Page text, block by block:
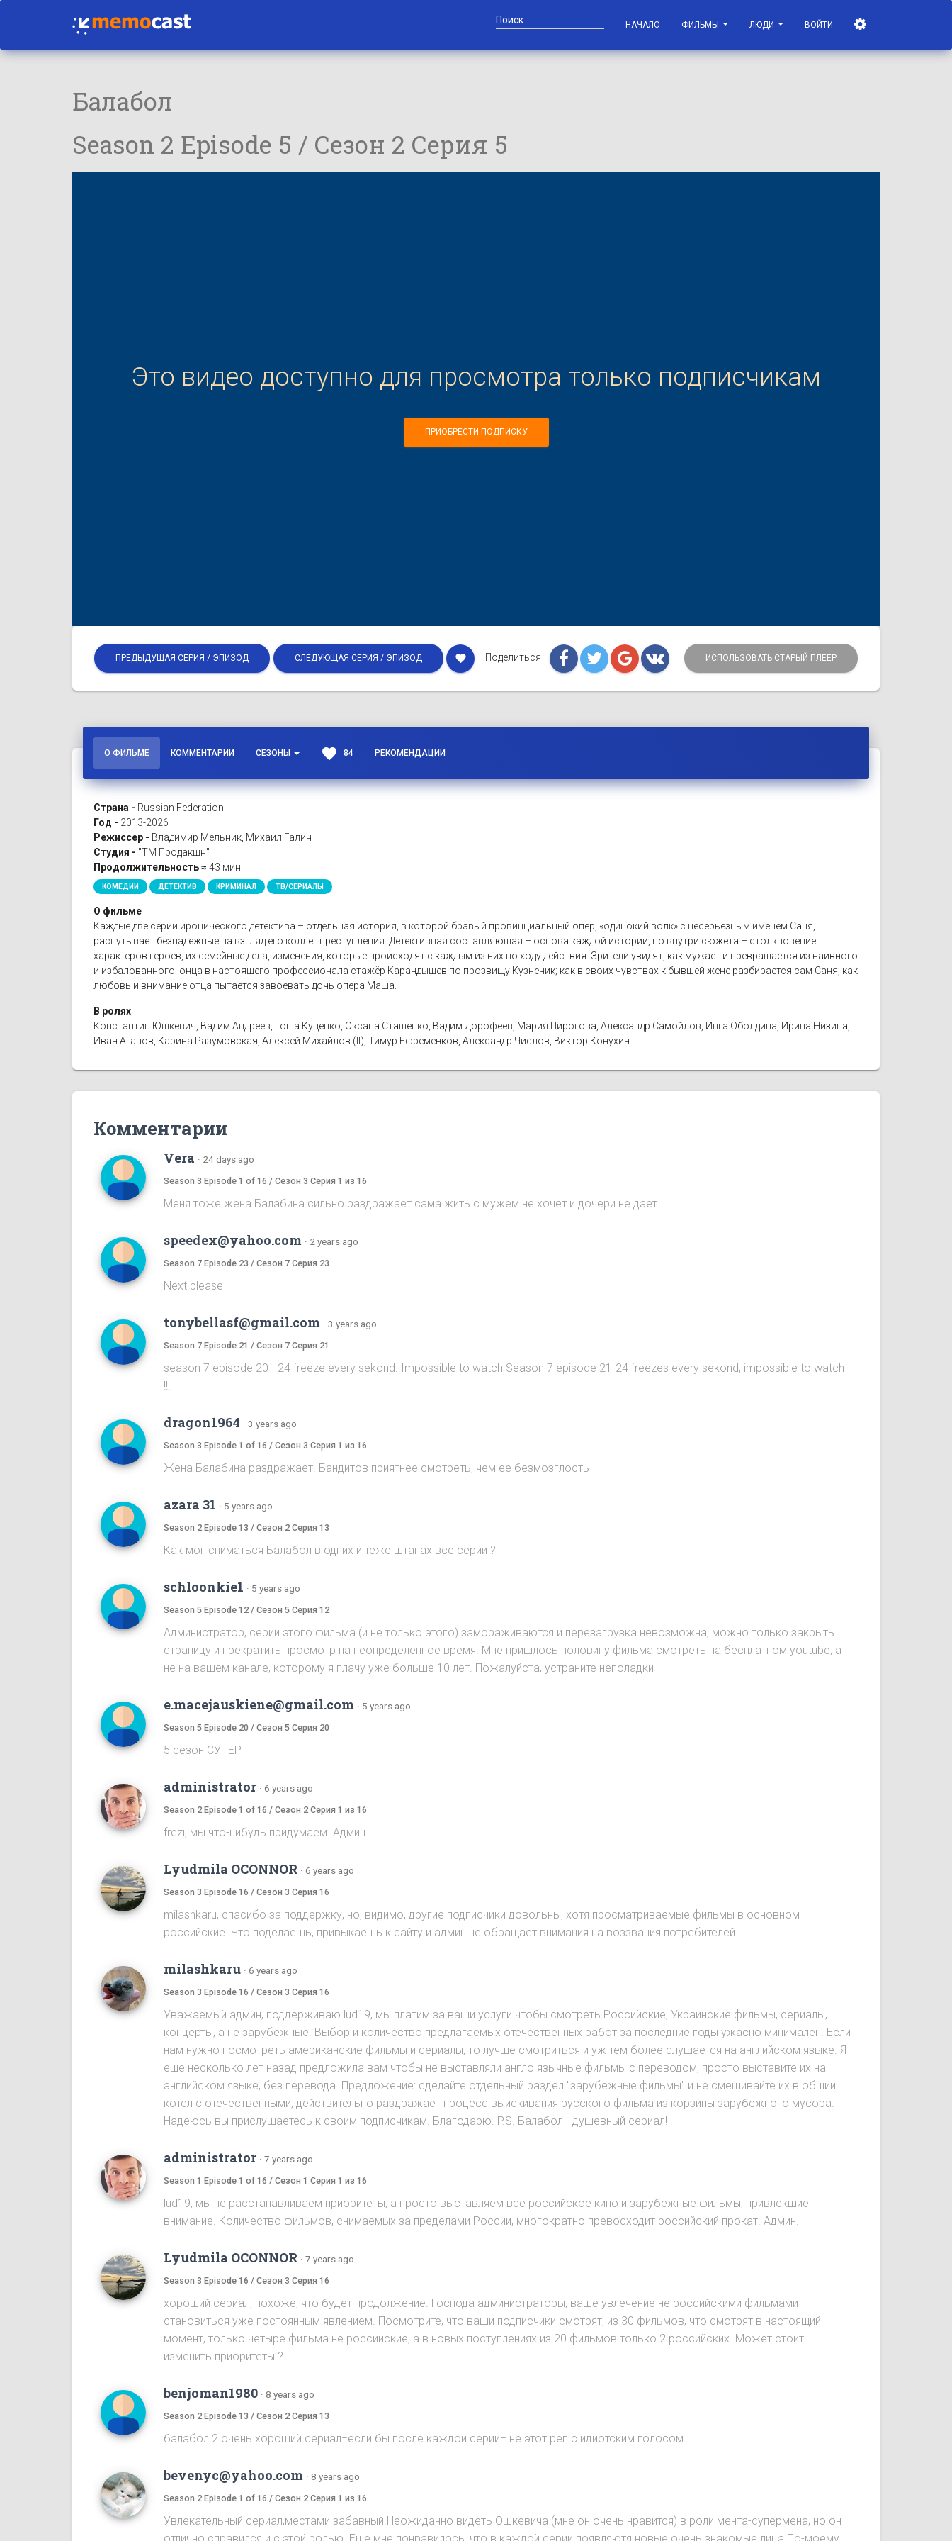
НАЧАЛО ФИЛЬМЫ ЛЮДИ ВОЙТИ
Балабол
Season 2 Episode 5 / Сезон 2 Серия 5
Это видео доступно для просмотра только подписчикам
ПРИОБРЕСТИ ПОДПИСКУ
ПРЕДЫДУЩАЯ СЕРИЯ / ЭПИЗОД СЛЕДУЮЩАЯ СЕРИЯ / ЭПИЗОД favorite Поделиться ИСПОЛЬЗОВАТЬ СТАРЫЙ ПЛЕЕР
О ФИЛЬМЕ КОММЕНТАРИИ СЕЗОНЫ favorite 84 РЕКОМЕНДАЦИИ
Страна - Russian Federation
Год - 2013-2026
Режиссер - Владимир Мельник, Михаил Галин
Студия - "ТМ Продакшн"
Продолжительность ≈ 43 мин
КОМЕДИИ ДЕТЕКТИВ КРИМИНАЛ ТВ/СЕРИАЛЫ
О фильме
Каждые две серии иронического детектива – отдельная история, в которой бравый провинциальный опер, «одинокий волк» с несерьёзным именем Саня,
распутывает безнадёжные на взгляд его коллег преступления. Детективная составляющая – основа каждой истории, но внутри сюжета – столкновение
характеров героев, их семейные дела, изменения, которые происходят с каждым из них по ходу действия. Зрители увидят, как мужает и превращается из наивного
и избалованного юнца в настоящего профессионала стажёр Карандышев по прозвищу Кузнечик; как в своих чувствах к бывшей жене разбирается сам Саня; как
любовь и внимание отца пытается завоевать дочь опера Маша.
В ролях
Константин Юшкевич, Вадим Андреев, Гоша Куценко, Оксана Сташенко, Вадим Дорофеев, Мария Пирогова, Александр Самойлов, Инга Оболдина, Ирина Низина,
Иван Агапов, Карина Разумовская, Алексей Михайлов (II), Тимур Ефременков, Александр Числов, Виктор Конухин
Комментарии
Vera · 24 days ago
Season 3 Episode 1 of 16 / Сезон 3 Серия 1 из 16
Меня тоже жена Балабина сильно раздражает сама жить с мужем не хочет и дочери не дает
speedex@yahoo.com · 2 years ago
Season 7 Episode 23 / Сезон 7 Серия 23
Next please
tonybellasf@gmail.com · 3 years ago
Season 7 Episode 21 / Сезон 7 Серия 21
season 7 episode 20 - 24 freeze every sekond. Impossible to watch Season 7 episode 21-24 freezes every sekond, impossible to watch
!!!
dragon1964 · 3 years ago
Season 3 Episode 1 of 16 / Сезон 3 Серия 1 из 16
Жена Балабина раздражает. Бандитов приятнее смотреть, чем ее безмозглость
azara 31 · 5 years ago
Season 2 Episode 13 / Сезон 2 Серия 13
Как мог сниматься Балабол в одних и теже штанах все серии ?
schloonkie1 · 5 years ago
Season 5 Episode 12 / Сезон 5 Серия 12
Администратор, серии этого фильма (и не только этого) замораживаются и перезагрузка невозможна, можно только закрыть
страницу и прекратить просмотр на неопределенное время. Мне пришлось половину фильма смотреть на бесплатном youtube, а
не на вашем канале, которому я плачу уже больше 10 лет. Пожалуйста, устраните неполадки
e.macejauskiene@gmail.com · 5 years ago
Season 5 Episode 20 / Сезон 5 Серия 20
5 сезон СУПЕР
administrator · 6 years ago
Season 2 Episode 1 of 16 / Сезон 2 Серия 1 из 16
frezi, мы что-нибудь придумаем. Админ.
Lyudmila OCONNOR · 6 years ago
Season 3 Episode 16 / Сезон 3 Серия 16
milashkaru, спасибо за поддержку, но, видимо, другие подписчики довольны, хотя просматриваемые фильмы в основном
российские. Что поделаешь, привыкаешь к сайту и админ не обращает внимания на воззвания потребителей.
milashkaru · 6 years ago
Season 3 Episode 16 / Сезон 3 Серия 16
Уважаемый админ, поддерживаю lud19, мы платим за ваши услуги чтобы смотреть Российские, Украинские фильмы, сериалы,
концерты, а не зарубежные. Выбор и количество предлагаемых отечественных работ за последние годы ужасно минимален. Если
нам нужно посмотреть американские фильмы и сериалы, то лучше смотриться и уж тем более слушается на английском языке. Я
еще несколько лет назад предложила вам чтобы не выставляли англо язычные фильмы с переводом, просто выставите их на
английском языке, без перевода. Предложение: сделайте отдельный раздел "зарубежные фильмы" и не смешивайте их в общий
котел с отечественными, действительно раздражает процесс выискивания русского фильма из корзины зарубежного мусора.
Надеюсь вы прислушаетесь к своим подписчикам. Благодарю. P.S. Балабол - душевный сериал!
administrator · 7 years ago
Season 1 Episode 1 of 16 / Сезон 1 Серия 1 из 16
lud19, мы не расстанавливаем приоритеты, а просто выставляем всё российское кино и зарубежные фильмы, привлекшие
внимание. Количество фильмов, снимаемых за пределами России, многократно превосходит российский прокат. Админ.
Lyudmila OCONNOR · 7 years ago
Season 3 Episode 16 / Сезон 3 Серия 16
хороший сериал, похоже, что будет продолжение. Господа администраторы, ваше увлечение не российскими фильмами
становиться уже постоянным явлением. Посмотрите, что ваши подписчики смотрят, из 30 фильмов, что смотрят в настоящий
момент, только четыре фильма не российские, а в новых поступлениях из 20 фильмов только 2 российских. Может стоит
изменить приоритеты ?
benjoman1980 · 8 years ago
Season 2 Episode 13 / Сезон 2 Серия 13
балабол 2 очень хороший сериал=если бы после каждой серии= не этот реп с идиотским голосом
bevenyc@yahoo.com · 8 years ago
Season 2 Episode 1 of 16 / Сезон 2 Серия 1 из 16
Увлекательный сериал,местами забавный.Неожиданно видетьЮшкевича (мне он очень нравится) в роли мента-супермена, но он
отлично справился и с этой ролью. Еще мне понравилось, что в каждой серии появляютя новые очень знакомые лица.По-моему,